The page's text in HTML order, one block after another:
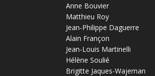
Anne Bouvier
Matthieu Roy
Jean-Philippe Daguerre
Alain Françon
Jean-Louis Martinelli
Hélène Soulié
Brigitte Jaques-Wajeman